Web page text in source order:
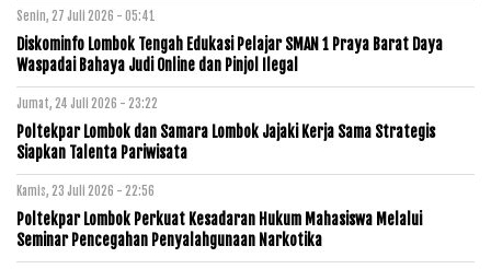
Senin, 27 Juli 2026 - 05:41
Diskominfo Lombok Tengah Edukasi Pelajar SMAN 1 Praya Barat Daya
Waspadai Bahaya Judi Online dan Pinjol Ilegal
Jumat, 24 Juli 2026 - 23:22
Poltekpar Lombok dan Samara Lombok Jajaki Kerja Sama Strategis
Siapkan Talenta Pariwisata
Kamis, 23 Juli 2026 - 22:56
Poltekpar Lombok Perkuat Kesadaran Hukum Mahasiswa Melalui
Seminar Pencegahan Penyalahgunaan Narkotika